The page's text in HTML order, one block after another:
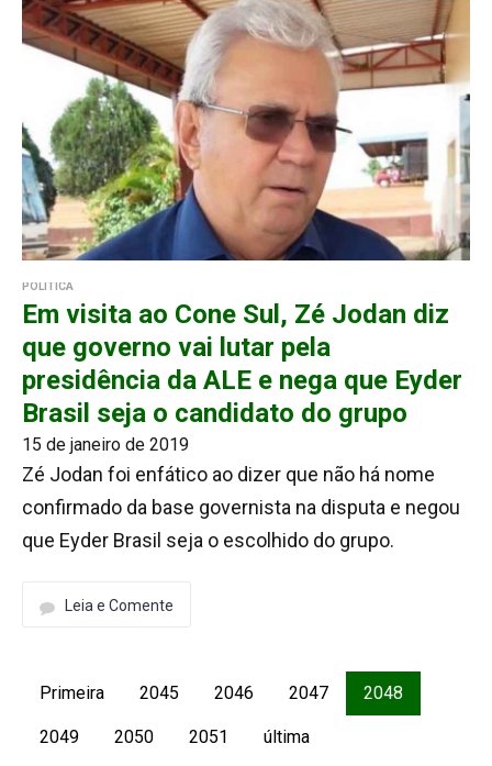
POLÍTICA
Em visita ao Cone Sul, Zé Jodan diz
que governo vai lutar pela
presidência da ALE e nega que Eyder
Brasil seja o candidato do grupo
15 de janeiro de 2019
Zé Jodan foi enfático ao dizer que não há nome
confirmado da base governista na disputa e negou
que Eyder Brasil seja o escolhido do grupo.
Leia e Comente
Primeira 2045 2046 2047 2048
2049 2050 2051 última